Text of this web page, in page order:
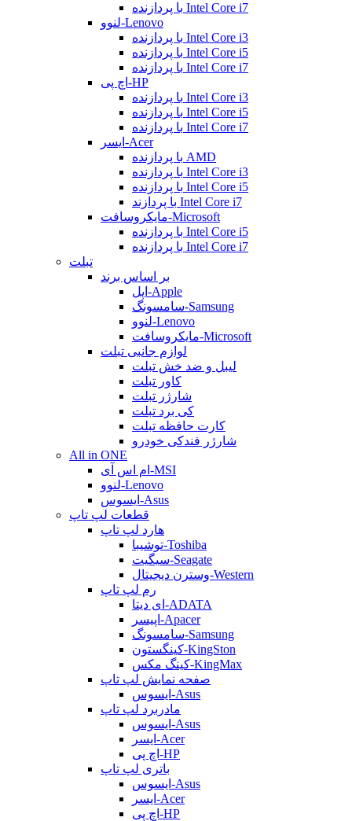
با پردازنده Intel Core i7
لنوو-Lenovo
با پردازنده Intel Core i3
با پردازنده Intel Core i5
با پردازنده Intel Core i7
اچ پی-HP
با پردازنده Intel Core i3
با پردازنده Intel Core i5
با پردازنده Intel Core i7
ایسر-Acer
با پردازنده AMD
با پردازنده Intel Core i3
با پردازنده Intel Core i5
با پردازند Intel Core i7
مایکروسافت-Microsoft
با پردازنده Intel Core i5
با پردازنده Intel Core i7
تبلت
بر اساس برند
اپل-Apple
سامسونگ-Samsung
لنوو-Lenovo
مایکروسافت-Microsoft
لوازم جانبی تبلت
لیبل و ضد خش تبلت
کاور تبلت
شارژر تبلت
کی برد تبلت
کارت حافظه تبلت
شارژر فندکی خودرو
All in ONE
ام اس آی-MSI
لنوو-Lenovo
ایسوس-Asus
قطعات لپ تاپ
هارد لپ تاپ
توشیبا-Toshiba
سیگیت-Seagate
وسترن دیجیتال-Western
رم لپ تاپ
ای دیتا-ADATA
اپیسر-Apacer
سامسونگ-Samsung
کینگستون-KingSton
کینگ مکس-KingMax
صفحه نمایش لپ تاپ
ایسوس-Asus
مادربرد لپ تاپ
ایسوس-Asus
ایسر-Acer
اچ پی-HP
باتری لپ تاپ
ایسوس-Asus
ایسر-Acer
اچ پی-HP